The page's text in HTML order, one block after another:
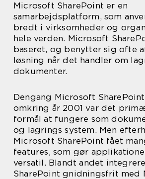
Microsoft SharePoint er en
samarbejdsplatform, som
bredt i virksomheder og
hele verden. Microsoft
baseret, og benytter sig ofte
løsning når det handler om
dokumenter.
Dengang Microsoft
omkring år 2001 var det
formål at fungere som
og lagrings system. Men
Microsoft SharePoint fået
features, som gør
versatil. Blandt andet
SharePoint gnidningsfrit med